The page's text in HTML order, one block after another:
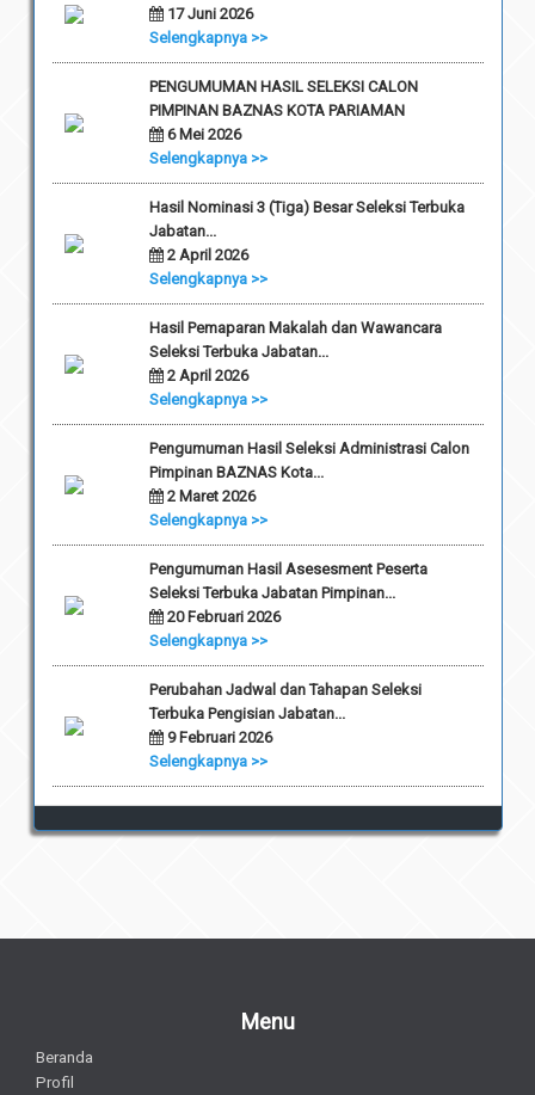
17 Juni 2026
Selengkapnya >>
PENGUMUMAN HASIL SELEKSI CALON
PIMPINAN BAZNAS KOTA PARIAMAN
6 Mei 2026
Selengkapnya >>
Hasil Nominasi 3 (Tiga) Besar Seleksi Terbuka
Jabatan...
2 April 2026
Selengkapnya >>
Hasil Pemaparan Makalah dan Wawancara
Seleksi Terbuka Jabatan...
2 April 2026
Selengkapnya >>
Pengumuman Hasil Seleksi Administrasi Calon
Pimpinan BAZNAS Kota...
2 Maret 2026
Selengkapnya >>
Pengumuman Hasil Asesesment Peserta
Seleksi Terbuka Jabatan Pimpinan...
20 Februari 2026
Selengkapnya >>
Perubahan Jadwal dan Tahapan Seleksi
Terbuka Pengisian Jabatan...
9 Februari 2026
Selengkapnya >>
Menu
Beranda
Profil